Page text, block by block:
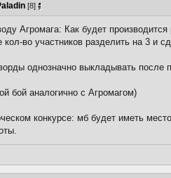
[8]
Агромага: Как будет
во участников разделить на 3 и
однозначно выкладывать после
бой аналогично с Агромагом)
конкурсе: мб будет иметь